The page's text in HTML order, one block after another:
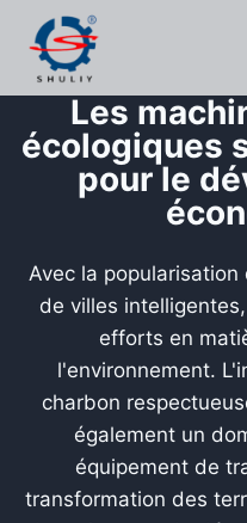
contenu
Les
écologiques
pour le
Avec la
de villes
efforts en
l'environnement.
charbon
également un
équipement de
transformation des